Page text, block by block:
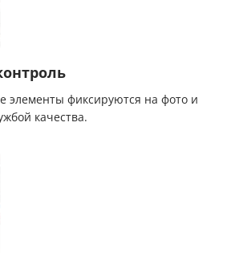
элементы фиксируются на фото и
качества.